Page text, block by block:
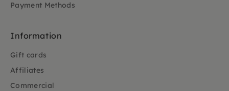
Payment Methods
Information
Gift cards
Affiliates
Commercial